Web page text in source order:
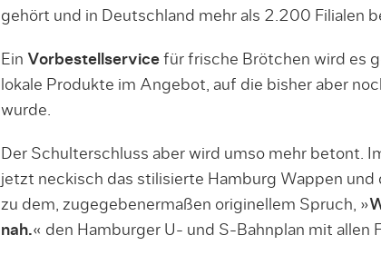
gehört und in Deutschland mehr als 2.200 Filialen
Ein Vorbestellservicefür frische Brötchen wird es
lokale Produkte im Angebot, auf die bisher aber
wurde.
Der Schulterschluss aber wird umso mehr betont.
jetzt neckisch das stilisierte Hamburg Wappen und
zu dem, zugegebenermaßen originellem Spruch, »
nah.« den Hamburger U- und S-Bahnplan mit allen